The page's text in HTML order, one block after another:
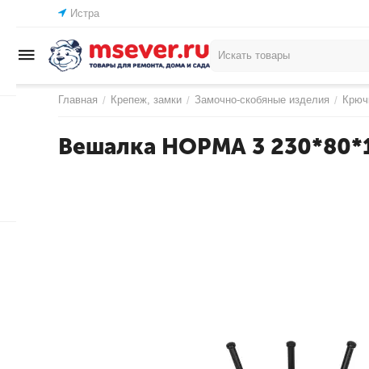
Истра
Главная / Крепеж, замки / Замочно-скобяные изделия /
Вешалка НОРМА 3